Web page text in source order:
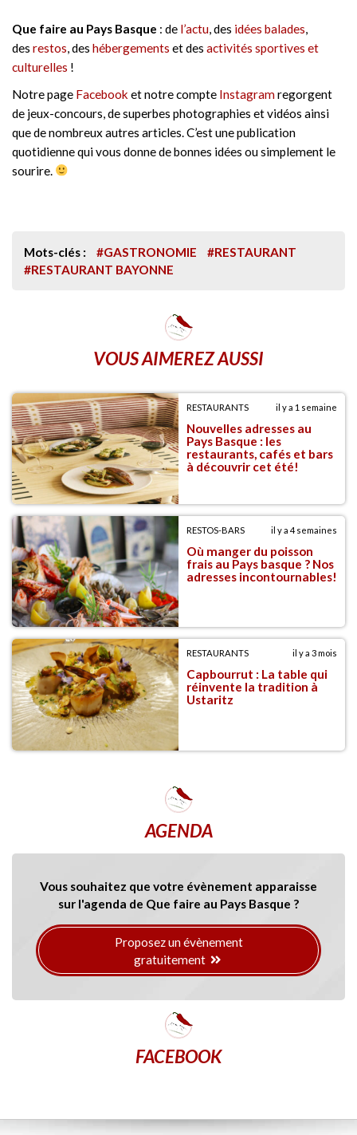
Que faire au Pays Basque : de l’actu , des idées balades
des restos , des hébergements et des activités sportives et
culturelles !
Notre page Facebook et notre compte Instagramregorgent
de jeux-concours, de superbes photographies et vidéos ainsi
que de nombreux autres articles. C’est une publication
quotidienne qui vous donne de bonnes idées ou simplement le
sourire.
Mots-clés : #GASTRONOMIE
#RESTAURANT
#RESTAURANT BAYONNE
VOUS AIMEREZ AUSSI
RESTAURANTS il y a 1 semaine
Nouvelles adresses au
Pays Basque : les
restaurants, cafés et bars
à découvrir cet été!
RESTOS-BARS il y a 4 semaines
Où manger du poisson
frais au Pays basque ? Nos
adresses incontournables!
RESTAURANTS il y a 3 mois
Capbourrut : La table qui
réinvente la tradition à
Ustaritz
AGENDA
Vous souhaitez que votre évènement apparaisse
sur l'agenda de Que faire au Pays Basque ?
Proposez un évènement
gratuitement
FACEBOOK